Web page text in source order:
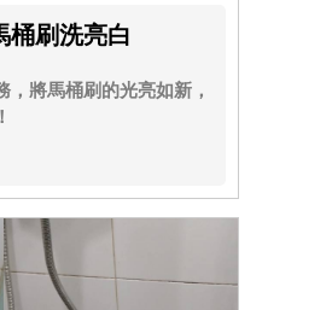
桶刷洗亮白
將馬桶刷的光亮如新，